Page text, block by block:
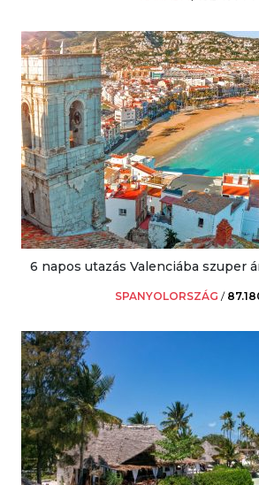
6 napos utazás Valenciába szuper
SPANYOLORSZÁG /